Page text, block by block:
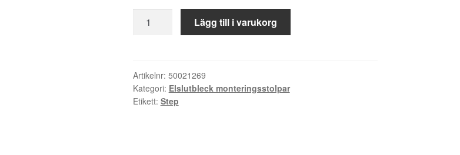
Monteringsstolpe
ST6503
mängd
Lägg till i varukorg
Artikelnr: 50021269
Kategori: Elslutbleck monteringsstolpar
Etikett: Step